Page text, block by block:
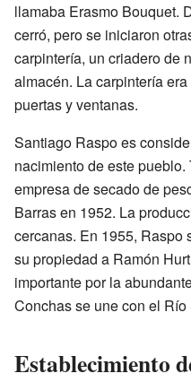
llamaba Erasmo Bouquet.
cerró, pero se iniciaron
carpintería, un criadero de
almacén. La carpintería
puertas y ventanas.
Santiago Raspo es
nacimiento de este
empresa de secado de
Barras en 1952. La
cercanas. En 1955, Raspo
su propiedad a Ramón
importante por la
Conchas se une con el Río
Establecimiento